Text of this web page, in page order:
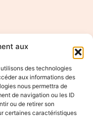
aux
des technologies
aux informations des
nous permettra de
de navigation ou les ID
ou de retirer son
certaines caractéristiques